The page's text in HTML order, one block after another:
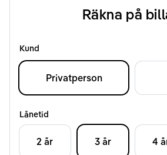
Räkna på
Kund
Privatperson
Lånetid
2 år 3 år 4